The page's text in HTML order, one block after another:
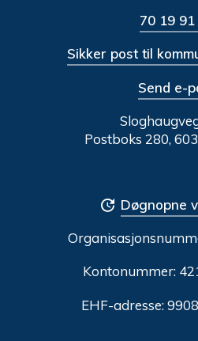
70 19 91
Sikker post til
Send e-
Postboks 280,
Døgnopne
Kontonummer:
EHF-adresse: